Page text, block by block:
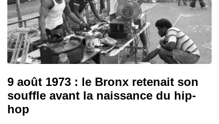
9 août 1973 : le Bronx retenait son
souffle avant la naissance du hip-
hop